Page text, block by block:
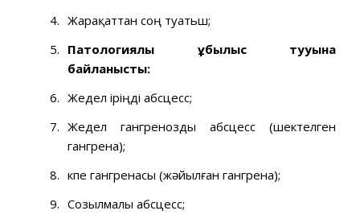
Жарақаттан соң туатьш;
Патологиялық қ ұбылыс тууына
байланысты:
Жедел іріңді абсцесс;
Жедел гангренозды абсцесс (шектелген
гангрена);
Өкпе гангренасы (жәйылған гангрена);
Созылмалы абсцесс;